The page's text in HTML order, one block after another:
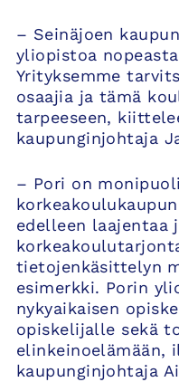
– Seinäjoen
yliopistoa
Yrityksemme
osaajia ja tämä
tarpeeseen,
kaupunginjohtaja
– Pori on
edelleen laajentaa
tietojenkäsittelyn
esimerkki. Porin
nykyaikaisen
opiskelijalle sekä
elinkeinoelämään,
kaupunginjohtaja